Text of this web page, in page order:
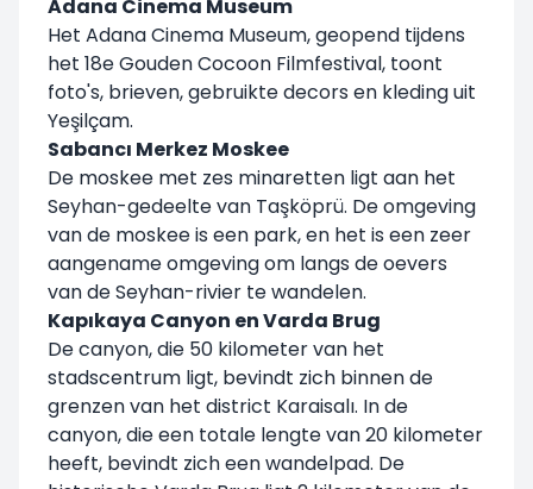
Adana Cinema Museum
Het Adana Cinema Museum, geopend tijdens
het 18e Gouden Cocoon Filmfestival, toont
foto's, brieven, gebruikte decors en kleding uit
Yeşilçam.
Sabancı Merkez Moskee
De moskee met zes minaretten ligt aan het
Seyhan-gedeelte van Taşköprü. De omgeving
van de moskee is een park, en het is een zeer
aangename omgeving om langs de oevers
van de Seyhan-rivier te wandelen.
Kapıkaya Canyon en Varda Brug
De canyon, die 50 kilometer van het
stadscentrum ligt, bevindt zich binnen de
grenzen van het district Karaisalı. In de
canyon, die een totale lengte van 20 kilometer
heeft, bevindt zich een wandelpad. De